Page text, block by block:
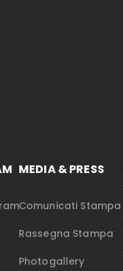
MEDIA & PRESS
Comunicati Stampa
Rassegna Stampa
Photogallery